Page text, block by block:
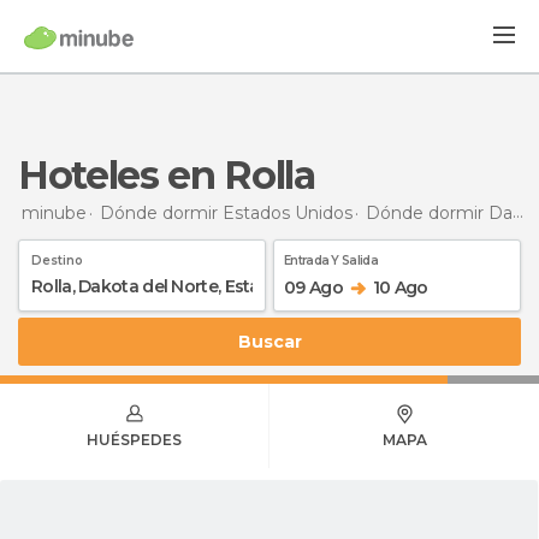
Hoteles en Rolla
minube Dónde dormir Estados Unidos Dónde dormir Dakota del Norte
Destino Entrada Y Salida
09 Ago 10 Ago
Buscar
HUÉSPEDES MAPA